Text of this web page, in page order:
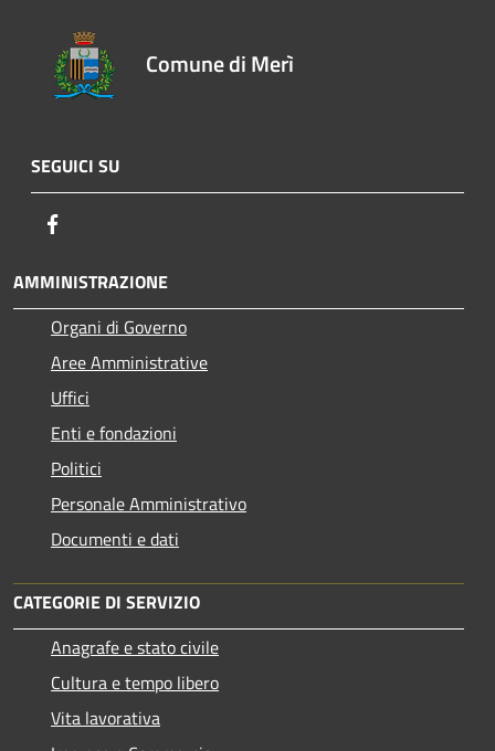
Comune di Merì
SEGUICI SU
AMMINISTRAZIONE
Organi di Governo
Aree Amministrative
Uffici
Enti e fondazioni
Politici
Personale Amministrativo
Documenti e dati
CATEGORIE DI SERVIZIO
Anagrafe e stato civile
Cultura e tempo libero
Vita lavorativa